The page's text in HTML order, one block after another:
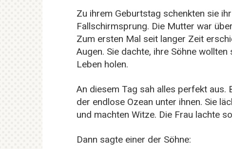
Zu ihrem Geburtstag schenkten sie
Fallschirmsprung. Die Mutter war
Zum ersten Mal seit langer Zeit
Augen. Sie dachte, ihre Söhne
Leben holen.
An diesem Tag sah alles perfekt aus.
der endlose Ozean unter ihnen. Sie
und machten Witze. Die Frau lachte
Dann sagte einer der Söhne: